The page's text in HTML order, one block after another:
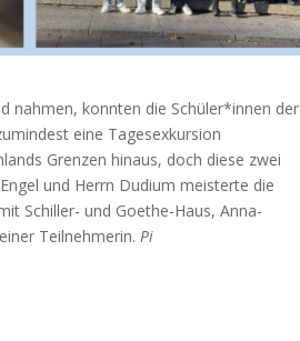
nahmen, konnten die Schüler*innen der
eine Tagesexkursion
Grenzen hinaus, doch diese zwei
und Herrn Dudium meisterte die
Schiller- und Goethe-Haus, Anna-
Teilnehmerin.Pi